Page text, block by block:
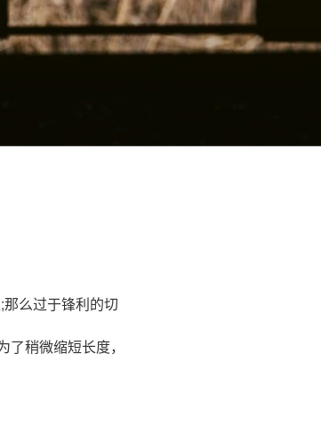
么过于锋利的切
稍微缩短长度，